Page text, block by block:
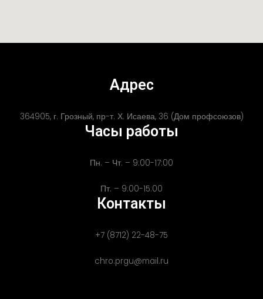
Адрес
364905, г. Грозный, пр-т. Х. Исаева, 36 (Дом профсоюзов)
Часы работы
Пн. – Чт. – 9:00-17:00
Пт. – 9:00-15:00
Контакты
+7 (8712) 22-48-75
chro.prgu@mail.ru